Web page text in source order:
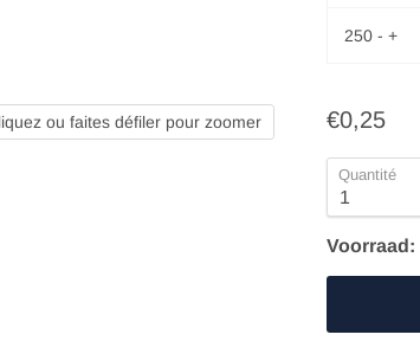
ou faites défiler pour zoomer
250 - +
€0,25
Quantité
Voorraad: